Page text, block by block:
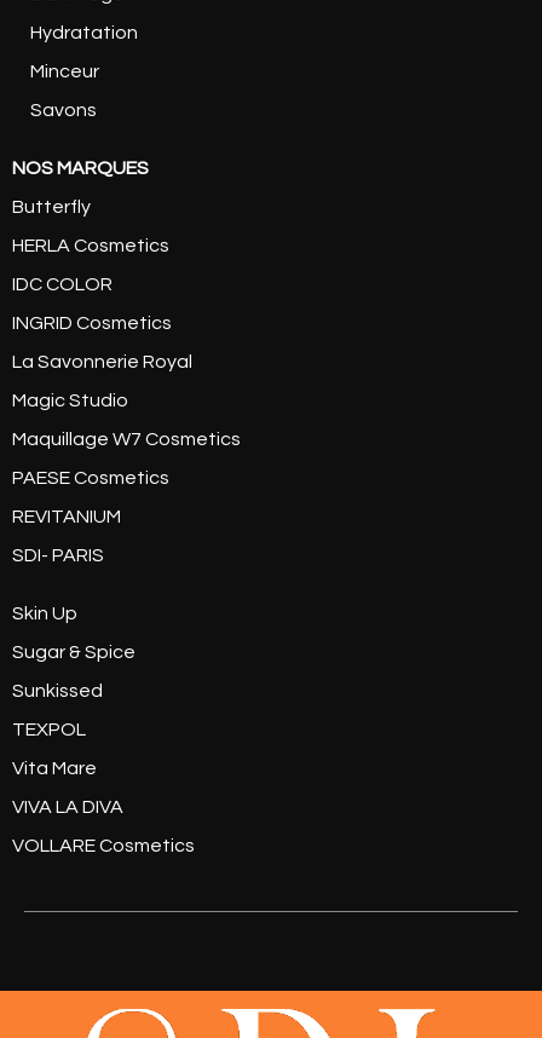
Hydratation
Minceur
Savons
NOS MARQUES
Butterfly
HERLA Cosmetics
IDC COLOR
INGRID Cosmetics
La Savonnerie Royal
Magic Studio
Maquillage W7 Cosmetics
PAESE Cosmetics
REVITANIUM
SDI- PARIS
Skin Up
Sugar & Spice
Sunkissed
TEXPOL
Vita Mare
VIVA LA DIVA
VOLLARE Cosmetics